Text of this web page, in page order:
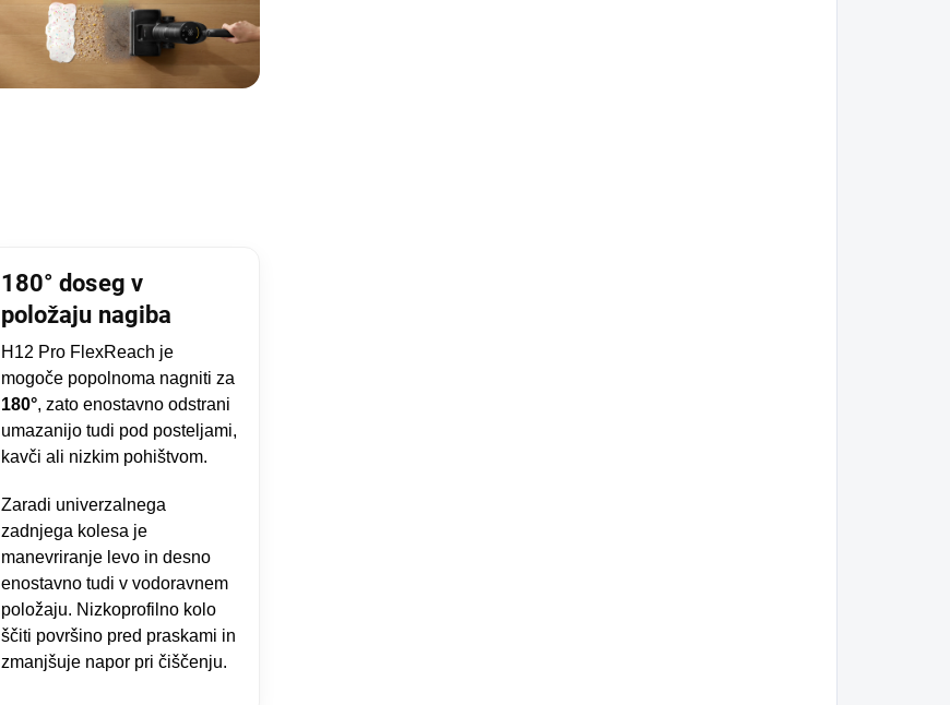
180° doseg v
položaju nagiba
H12 Pro FlexReach je
mogoče popolnoma nagniti za
180°, zato enostavno odstrani
umazanijo tudi pod posteljami,
kavči ali nizkim pohištvom.
Zaradi univerzalnega
zadnjega kolesa je
manevriranje levo in desno
enostavno tudi v vodoravnem
položaju. Nizkoprofilno kolo
ščiti površino pred praskami in
zmanjšuje napor pri čiščenju.